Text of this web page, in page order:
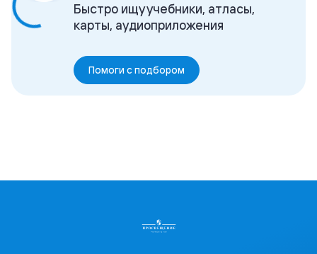
Быстро ищу учебники, атласы,
карты, аудиоприложения
Помоги с подбором